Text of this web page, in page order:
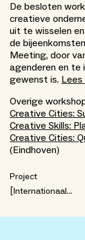
De besloten
creatieve
uit te wisselen
de
Meeting, door
agenderen en te
gewenst is. Lees
Overige
Creative Cities:
Creative Skills:
Creative Cities:
(Eindhoven)
Project
Internationaal